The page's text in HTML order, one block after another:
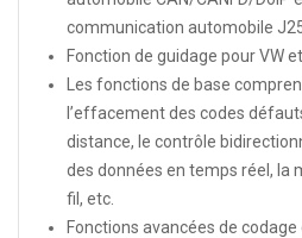
communication automobile
Fonction de guidage pour VW et
Les fonctions de base
l’effacement des codes
distance, le contrôle
des données en temps réel, la
fil, etc.
Fonctions avancées de